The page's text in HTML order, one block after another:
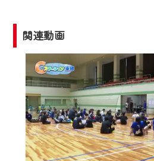
関連動画
2024年9月24日からはご
ビス向上のため、
『CCNet Web TV』を
一部コンテンツを除き、
CCNetサービスへの加
ページ※』へのログイン
す。
何卒、ご理解ご了承の
いたします。